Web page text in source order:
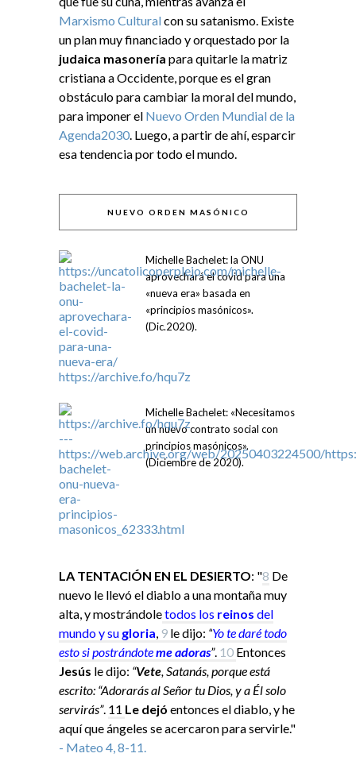
Marxismo Culturalcon su satanismo. Existe
un plan muy financiado y orquestado por la
judaica masonería para quitarle la matriz
cristiana a Occidente, porque es el gran
obstáculo para cambiar la moral del mundo,
para imponer el Nuevo Orden Mundial de la
Agenda2030. Luego, a partir de ahí, esparcir
esa tendencia por todo el mundo.
NUEVO ORDEN MASÓNICO
Michelle Bachelet: la ONU
aprovechará el covid para una
«nueva era» basada en
«principios masónicos».
(Dic.2020).
Michelle Bachelet: «Necesitamos
un nuevo contrato social con
principios masónicos».
(Diciembre de 2020).
LA TENTACIÓN EN EL DESIERTO: "8 De
nuevo le llevó el diablo a una montaña muy
alta, y mostrándoletodos los reinos del
mundo y su gloria, 9 le dijo: “Yote daré todo
esto sipostrándoteme adoras”. 10 Entonces
Jesús le dijo: “Vete, Satanás, porque está
escrito: “Adorarás al Señor tu Dios, y a Él solo
servirás”. 11 Le dejó entonces el diablo, y he
aquí que ángeles se acercaron para servirle."
- Mateo 4, 8-11.